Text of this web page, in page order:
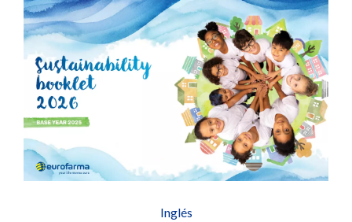
Inglés